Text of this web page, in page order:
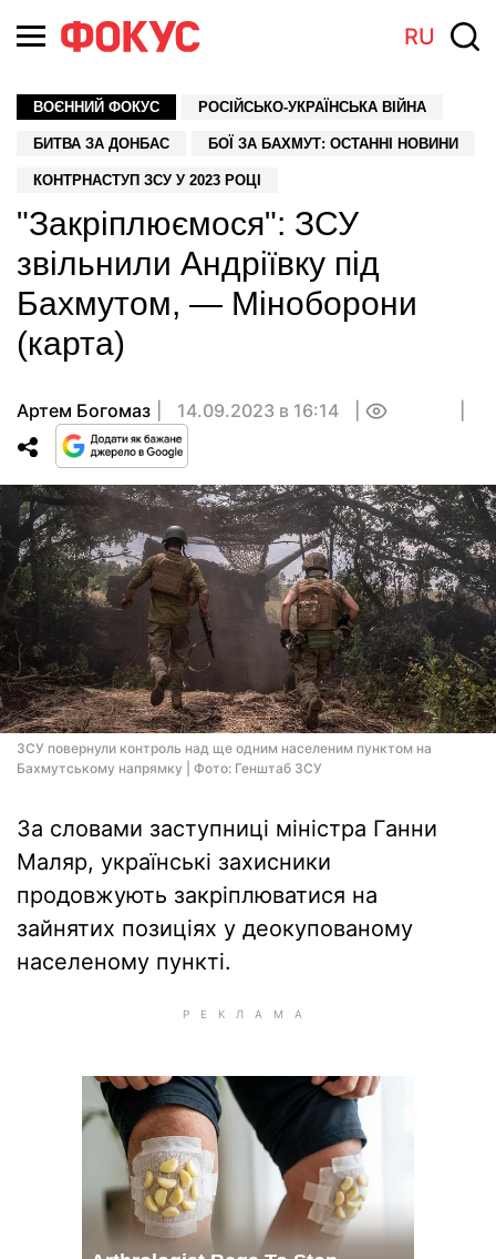
RU
ВОЄННИЙ ФОКУС РОСІЙСЬКО-УКРАЇНСЬКА ВІЙНА
БИТВА ЗА ДОНБАС БОЇ ЗА БАХМУТ: ОСТАННІ НОВИНИ
КОНТРНАСТУП ЗСУ У 2023 РОЦІ
"Закріплюємося": ЗСУ
звільнили Андріївку під
Бахмутом, — Міноборони
(карта)
Артем Богомаз 14.09.2023 в 16:14
ЗСУ повернули контроль над ще одним населеним пунктом на
Бахмутському напрямку | Фото: Генштаб ЗСУ
За словами заступниці міністра Ганни
Маляр, українські захисники
продовжують закріплюватися на
зайнятих позиціях у деокупованому
населеному пункті.